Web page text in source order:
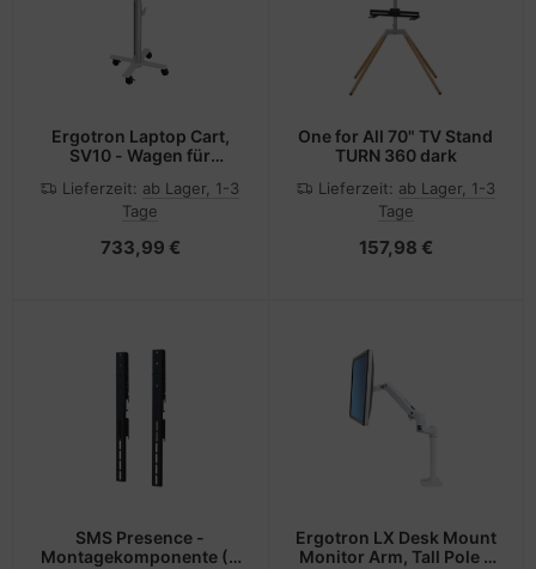
Ergotron Laptop Cart,
SV10 - Wagen für
- Metall - weiß,
Aluminium -
43,2 cm (bis zu 17")
Lieferzeit: ab Lager, 1-3
Tage
733,99 €
One for All 70" TV Stand
TURN 360 dark
Lieferzeit: ab Lager, 1-3
Tage
157,98 €
SMS Presence -
Montagekomponente (2
Ergotron LX Desk Mount
Monitor Arm, Tall Pole -